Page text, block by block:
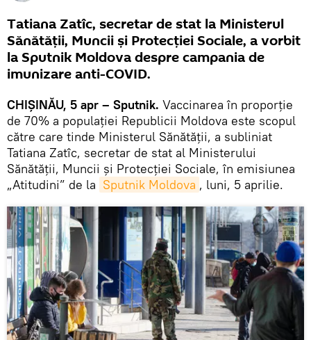
Tatiana Zatîc, secretar de stat la Ministerul
Sănătății, Muncii și Protecției Sociale, a vorbit
la Sputnik Moldova despre campania de
imunizare anti-COVID.
CHIȘINĂU, 5 apr – Sputnik. Vaccinarea în proporție
de 70% a populației Republicii Moldova este scopul
către care tinde Ministerul Sănătății, a subliniat
Tatiana Zatîc, secretar de stat al Ministerului
Sănătății, Muncii și Protecției Sociale, în emisiunea
„Atitudini” de la Sputnik Moldova , luni, 5 aprilie.